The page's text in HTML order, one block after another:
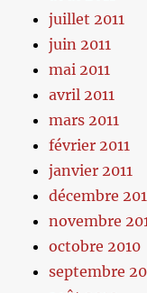
juillet 2011
juin 2011
mai 2011
avril 2011
mars 2011
février 2011
janvier 2011
décembre
novembre
octobre 2010
septembre